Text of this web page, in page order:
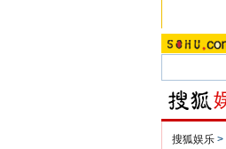
搜狐娱乐 >